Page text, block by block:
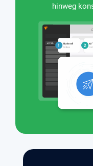
hinweg